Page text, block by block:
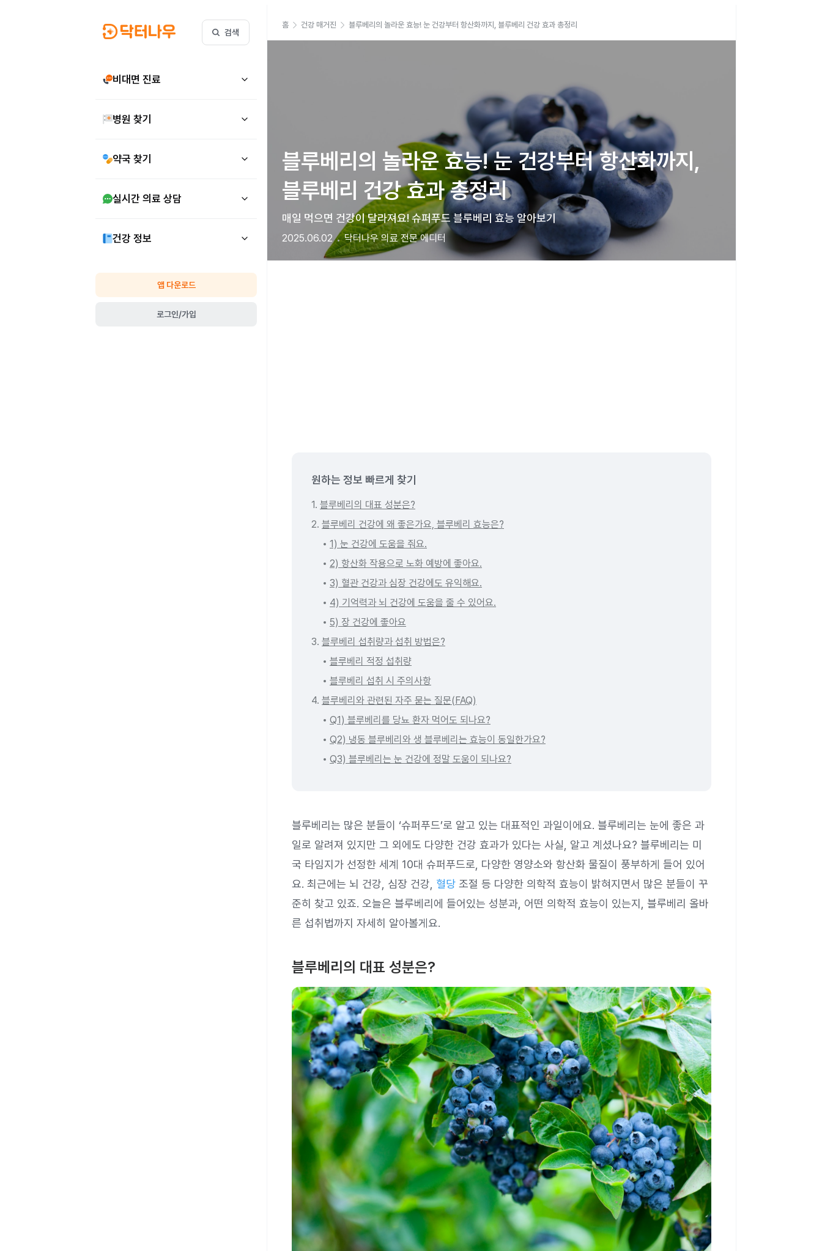
검색
비대면 진료
병원 찾기
약국 찾기
실시간 의료 상담
건강 정보
앱 다운로드
로그인/가입
홈 건강 매거진 블루베리의 놀라운 효능! 눈 건강부터 항산화까지, 블루베리 건강 효과 총정리
블루베리의 놀라운 효능! 눈 건강부터 항산화까지,
블루베리 건강 효과 총정리
매일 먹으면 건강이 달라져요! 슈퍼푸드 블루베리 효능 알아보기
2025.06.02 닥터나우 의료 전문 에디터
원하는 정보 빠르게 찾기
1. 블루베리의 대표 성분은?
2. 블루베리 건강에 왜 좋은가요, 블루베리 효능은?
1) 눈 건강에 도움을 줘요.
2) 항산화 작용으로 노화 예방에 좋아요.
3) 혈관 건강과 심장 건강에도 유익해요.
4) 기억력과 뇌 건강에 도움을 줄 수 있어요.
5) 장 건강에 좋아요
3. 블루베리 섭취량과 섭취 방법은?
블루베리 적정 섭취량
블루베리 섭취 시 주의사항
4. 블루베리와 관련된 자주 묻는 질문(FAQ)
Q1) 블루베리를 당뇨 환자 먹어도 되나요?
Q2) 냉동 블루베리와 생 블루베리는 효능이 동일한가요?
Q3) 블루베리는 눈 건강에 정말 도움이 되나요?
블루베리는 많은 분들이 ‘슈퍼푸드’로 알고 있는 대표적인 과일이에요. 블루베리는 눈에 좋은 과
일로 알려져 있지만 그 외에도 다양한 건강 효과가 있다는 사실, 알고 계셨나요? 블루베리는 미
국 타임지가 선정한 세계 10대 슈퍼푸드로, 다양한 영양소와 항산화 물질이 풍부하게 들어 있어
요. 최근에는 뇌 건강, 심장 건강, 혈당 조절 등 다양한 의학적 효능이 밝혀지면서 많은 분들이 꾸
준히 찾고 있죠. 오늘은 블루베리에 들어있는 성분과, 어떤 의학적 효능이 있는지, 블루베리 올바
른 섭취법까지 자세히 알아볼게요.
블루베리의 대표 성분은?